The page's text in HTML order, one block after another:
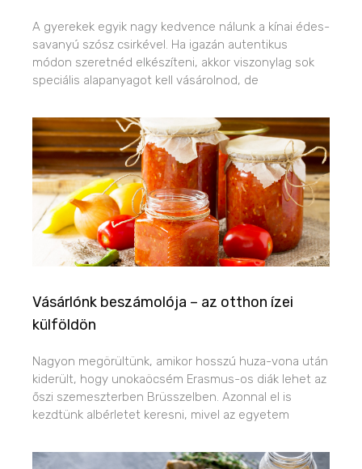
A gyerekek egyik nagy kedvence nálunk a kínai édes-
savanyú szósz csirkével. Ha igazán autentikus
módon szeretnéd elkészíteni, akkor viszonylag sok
speciális alapanyagot kell vásárolnod, de
Vásárlónk beszámolója – az otthon ízei
külföldön
Nagyon megörültünk, amikor hosszú huza-vona után
kiderült, hogy unokaöcsém Erasmus-os diák lehet az
őszi szemeszterben Brüsszelben. Azonnal el is
kezdtünk albérletet keresni, mivel az egyetem